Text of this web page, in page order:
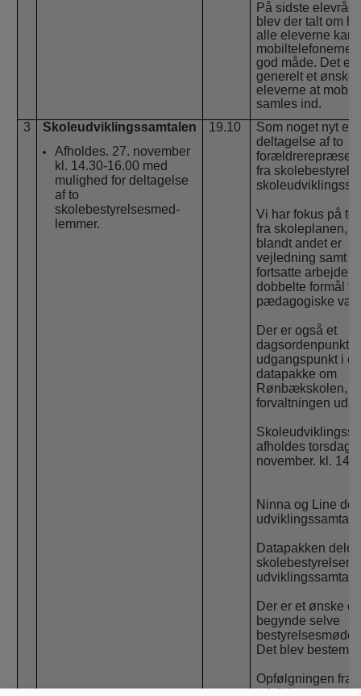
På sidste
blev der talt om
alle eleverne kan
mobiltelefonerne
god måde. Det er
generelt et ønske
eleverne at
samles ind.
3
Skoleudviklingssamtalen
Afholdes. 27. november
kl. 14.30-16.00 med
mulighed for deltagelse
af to
skolebestyrelsesmed-
lemmer.
19.10
Som noget nyt er
deltagelse af to
fra
Vi har fokus på
fra skoleplanen,
blandt andet er
vejledning samt
fortsatte arbejde
dobbelte formål
pædagogiske
Der er også et
dagsordenpunkt
udgangspunkt i
datapakke om
Rønbækskolen,
forvaltningen
afholdes torsdag
november. kl.
Ninna og Line
Datapakken
skolebestyrelsen
Der er et ønske
begynde selve
bestyrelsesmødet
Det blev bestemt.
Opfølgningen fra